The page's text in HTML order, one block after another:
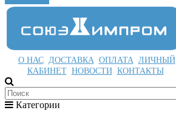
О НАС ДОСТАВКА ОПЛАТА ЛИЧНЫЙ
КАБИНЕТ НОВОСТИ КОНТАКТЫ
Категории